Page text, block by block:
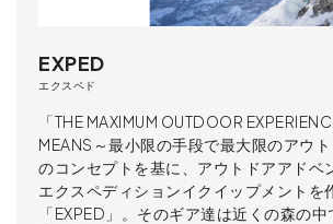
EXPED
エクスペド
「THE MAXIMUM OUTDOOR
MEANS～最小限の手段で最大限のアウト
のコンセプトを基に、アウトドアアドベ
エクスペディションイクイップメントを
「EXPED」。そのギア達は近くの森の